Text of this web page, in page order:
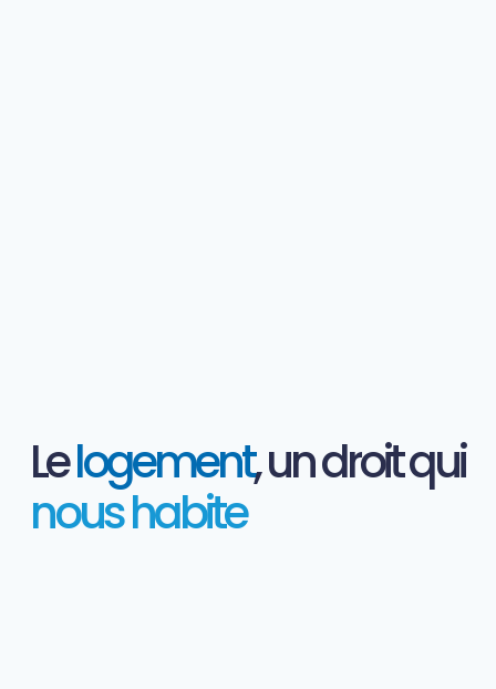
Lelogement, un droit qui
nous habite